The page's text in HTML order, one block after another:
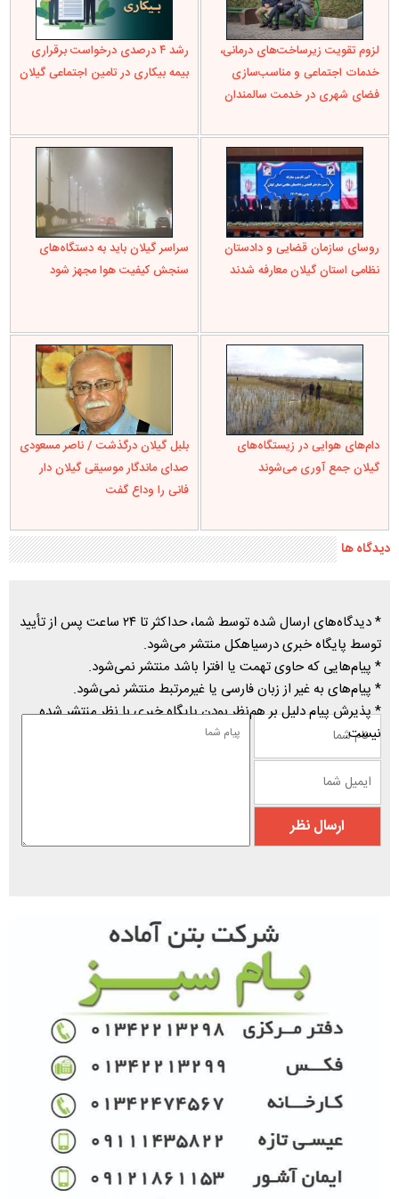
لزوم تقویت زیرساخت‌های درمانی،
خدمات اجتماعی و مناسب‌سازی
فضای شهری در خدمت سالمندان
رشد ۴ درصدی درخواست برقراری
بیمه بیکاری در تامین اجتماعی گیلان
روسای سازمان قضایی و دادستان
نظامی استان گیلان معارفه شدند
سراسر گیلان باید به دستگاه‌های
سنجش کیفیت هوا مجهز شود
دام‌های هوایی در زیستگاه‌های
گیلان جمع آوری می‌شوند
بلبل گیلان درگذشت / ناصر مسعودی
صدای ماندگار موسیقی گیلان دار
فانی را وداع گفت
دیدگاه ها
* دیدگاه‌های ارسال شده توسط شما، حداکثر تا ۲۴ ساعت پس از تأیید
توسط پایگاه خبری درسیاهکل منتشر می‌شود.
* پیام‌هایی که حاوی تهمت یا افترا باشد منتشر نمی‌شود.
* پیام‌های به غیر از زبان فارسی یا غیرمرتبط منتشر نمی‌شود.
* پذیرش پیام دلیل بر هم‌نظر بودن پایگاه خبری با نظر منتشر شده
نیست.